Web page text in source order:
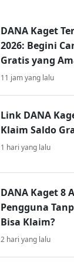
DANA Kaget
2026: Begini
Gratis yang
11 jam yang lalu
Link DANA
Klaim Saldo
1 hari yang lalu
DANA Kaget 8
Pengguna
Bisa Klaim?
2 hari yang lalu